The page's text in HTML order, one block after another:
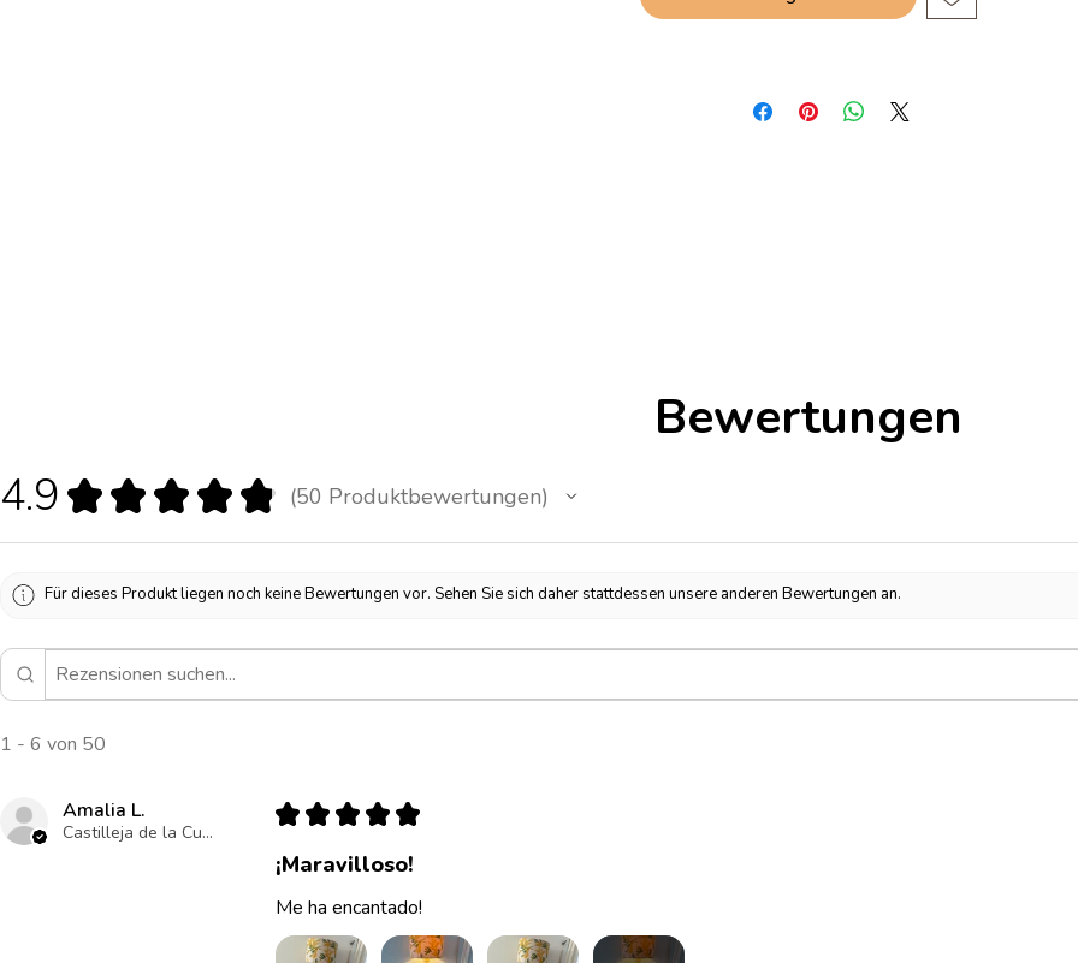
Bewertungen
4.9 ★ ★ ★ ★ ★ 50 Produktbewertungen
50
Für dieses Produkt liegen noch keine Bewertungen vor. Sehen Sie sich daher stattdessen unsere anderen Bewertungen an.
1 - 6 von 50
Amalia L.
Castilleja de la Cuesta , ES-AN
★ ★ ★ ★ ★
¡Maravilloso!
Me ha encantado!